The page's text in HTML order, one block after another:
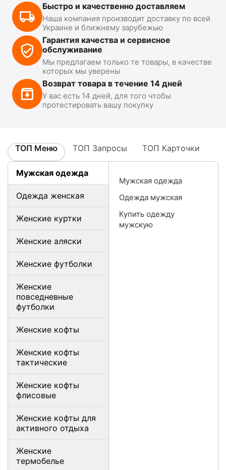
Быстро и качественно доставляем
Наша компания производит доставку по всей
Украине и ближнему зарубежью
Гарантия качества и сервисное
обслуживание
Мы предлагаем только те товары, в качестве
которых мы уверены
Возврат товара в течение 14 дней
У вас есть 14 дней, для того чтобы
протестировать вашу покупку
ТОП Меню ТОП Запросы ТОП Карточки
Мужская одежда
Одежда женская
Женские куртки
Женские аляски
Женские футболки
Женские
повседневные
футболки
Женские кофты
Женские кофты
тактические
Женские кофты
флисовые
Женские кофты для
активного отдыха
Женские
термобелье
Мужская одежда
Одежда мужская
Купить одежду
мужскую